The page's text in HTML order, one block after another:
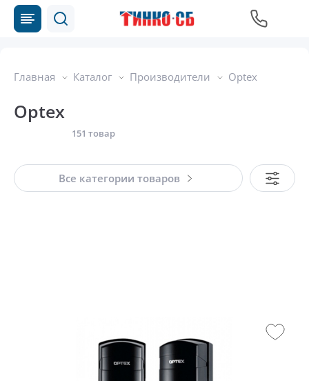
Главная Каталог Производители Optex
Optex
151 товар
Все категории товаров